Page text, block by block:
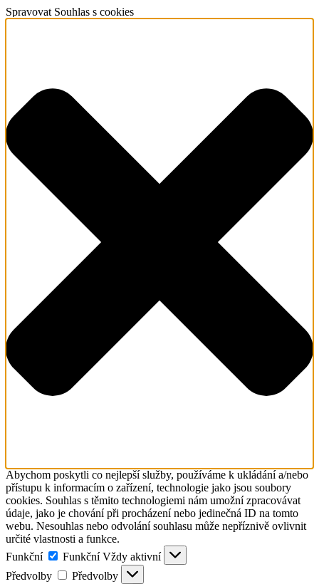
Spravovat Souhlas s cookies
Abychom poskytli co nejlepší služby, používáme k ukládání a/nebo
přístupu k informacím o zařízení, technologie jako jsou soubory
cookies. Souhlas s těmito technologiemi nám umožní zpracovávat
údaje, jako je chování při procházení nebo jedinečná ID na tomto
webu. Nesouhlas nebo odvolání souhlasu může nepříznivě ovlivnit
určité vlastnosti a funkce.
Funkční
Funkční Vždy aktivní
Předvolby
Předvolby